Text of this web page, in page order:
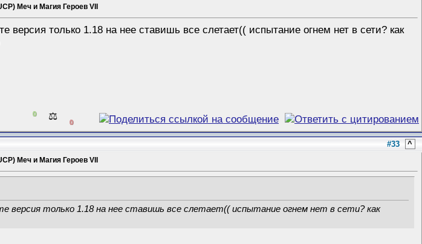
Меч и Магия Героев VII
версия только 1.18 на нее ставишь все слетает(( испытание огнем нет в сети? как
0 ⚖️ 0
#33 ^
Меч и Магия Героев VII
версия только 1.18 на нее ставишь все слетает(( испытание огнем нет в сети? как